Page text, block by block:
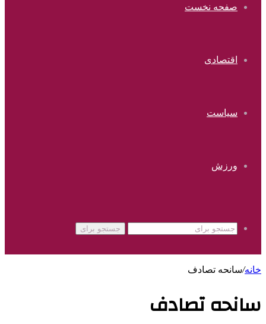
صفحه نخست
اقتصادی
سیاست
ورزش
جستجو برای
خانه/سانحه تصادف
سانحه تصادف